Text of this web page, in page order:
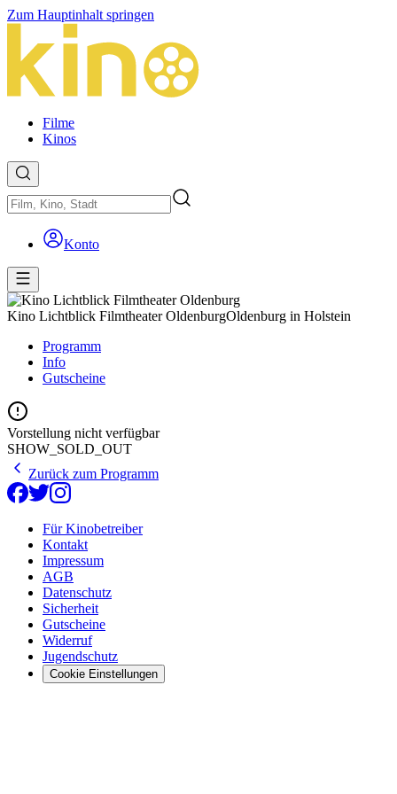
Zum Hauptinhalt springen
Filme
Kinos
Konto
Kino Lichtblick Filmtheater OldenburgOldenburg in Holstein
Programm
Info
Gutscheine
Vorstellung nicht verfügbar
SHOW_SOLD_OUT
Zurück zum Programm
Für Kinobetreiber
Kontakt
Impressum
AGB
Datenschutz
Sicherheit
Gutscheine
Widerruf
Jugendschutz
Cookie Einstellungen